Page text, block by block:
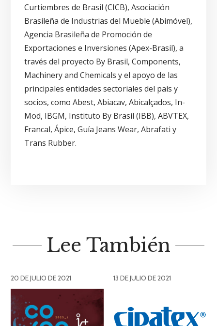
Curtiembres de Brasil (CICB), Asociación
Brasileña de Industrias del Mueble (Abimóvel),
Agencia Brasileña de Promoción de
Exportaciones e Inversiones (Apex-Brasil), a
través del proyecto By Brasil, Components,
Machinery and Chemicals y el apoyo de las
principales entidades sectoriales del país y
socios, como Abest, Abiacav, Abicalçados, In-
Mod, IBGM, Instituto By Brasil (IBB), ABVTEX,
Francal, Ápice, Guía Jeans Wear, Abrafati y
Trans Rubber.
Lee También
20 DE JULIO DE 2021 13 DE JULIO DE 2021